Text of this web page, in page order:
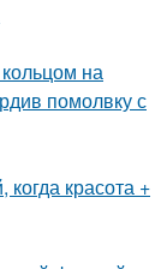
на
помолвку с
красота +